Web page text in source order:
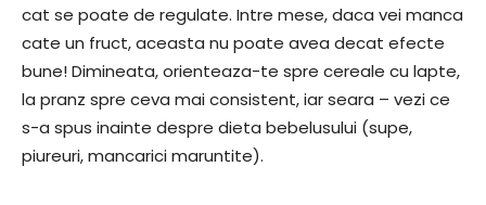
cat se poate de regulate. Intre mese, daca vei manca
cate un fruct, aceasta nu poate avea decat efecte
bune! Dimineata, orienteaza-te spre cereale cu lapte,
la pranz spre ceva mai consistent, iar seara – vezi ce
s-a spus inainte despre dieta bebelusului (supe,
piureuri, mancarici maruntite).